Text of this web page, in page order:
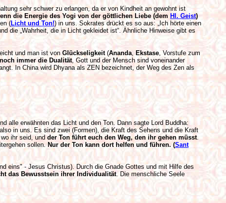
sehr schwer zu erlangen, da er von Kindheit an gewohnt ist
die Energie des Yogi von der göttlichen Liebe (dem Hl. Geist)
(Licht und Ton!) in uns. Sokrates drückt es so aus: „Ich hörte einen
die „Wahrheit, die in Licht gekleidet ist“. Ähnliche Hinweise gibt es
und man ist von Glückseligkeit (Ananda, Ekstase, Vorstufe zum
immer die Dualität, Gott und der Mensch sind voneinander
In China wird Dhyana als ZEN bezeichnet, der Weg des Zen als
alle erwähnten das Licht und den Ton. Dann sagte Lord Buddha:
in uns. Es sind zwei (Formen), die Kraft des Sehens und die Kraft
ihr seid, und der Ton führt euch den Weg, den ihr gehen müsst.
sollen. Nur der Ton kann dort helfen und führen. (Sant
eins" - Jesus Christus). Durch die Gnade Gottes und mit Hilfe des
das Bewusstsein ihrer Individualität. Die menschliche Seele